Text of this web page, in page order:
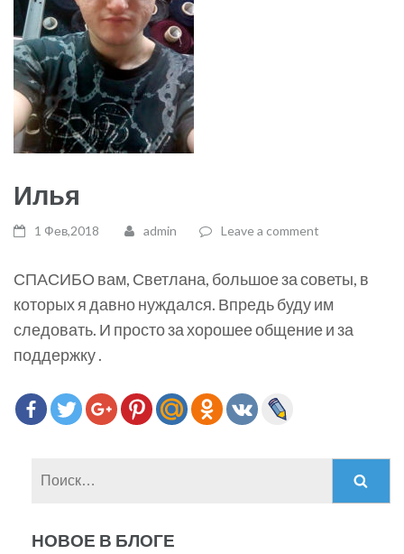
Илья
1 Фев,2018 admin Leave a comment
СПАСИБО вам, Светлана, большое за советы, в
которых я давно нуждался. Впредь буду им
следовать. И просто за хорошее общение и за
поддержку .
НОВОЕ В БЛОГЕ